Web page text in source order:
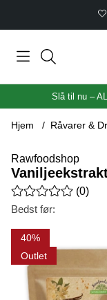
Slå til nu –
Hjem Råvarer &
Rawfoodshop
Gennemsnitlig
(0)
Bedst før:
40
Outlet
Produktbilleder